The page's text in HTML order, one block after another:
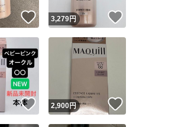
績◯+ このユーザーは他フリマサービスでの
発送
績に基づく表示であり、発送を保証しているものでは
安心発送
このユーザーは高頻度で24時間以内＆
送 このユーザーは高頻度で24時間以内に発
出品ページへ
キャンセル
いいね！
3,279円
いいね！
2,900円